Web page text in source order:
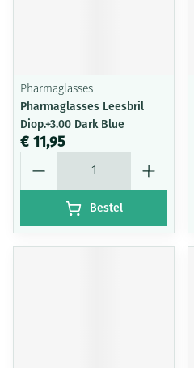
Pharmaglasses
Pharmaglasses Leesbril
Diop.+3.00 Dark Blue
€ 11,95
Bestel